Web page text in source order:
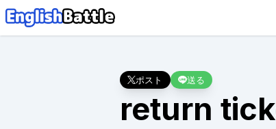
ポスト 送る
return